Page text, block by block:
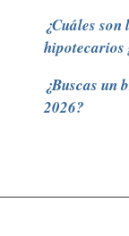
¿Cuáles
¿Buscas un
2026?